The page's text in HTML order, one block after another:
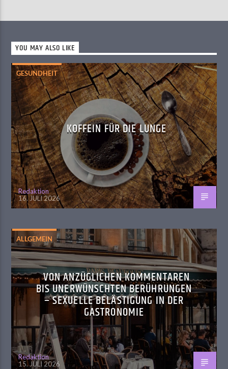
YOU MAY ALSO LIKE
GESUNDHEIT
KOFFEIN FÜR DIE LUNGE
Redaktion
16. JULI 2026
ALLGEMEIN
VON ANZÜGLICHEN KOMMENTAREN
BIS UNERWÜNSCHTEN BERÜHRUNGEN
– SEXUELLE BELÄSTIGUNG IN DER
GASTRONOMIE
Redaktion
15. JULI 2026